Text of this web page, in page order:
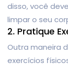
disso, você
limpar o seu
2. Pratique
Outra maneira
exercícios